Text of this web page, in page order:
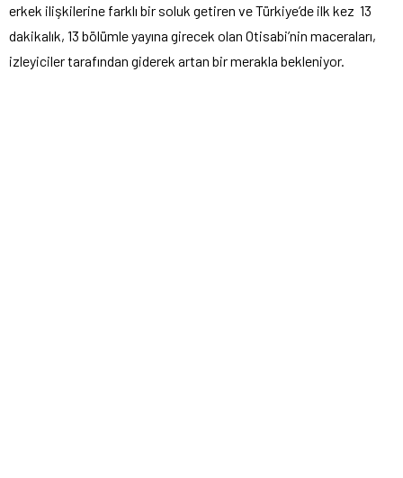
erkek ilişkilerine farklı bir soluk getiren ve Türkiye’de ilk kez 13
dakikalık, 13 bölümle yayına girecek olan Otisabi’nin maceraları,
izleyiciler tarafından giderek artan bir merakla bekleniyor.